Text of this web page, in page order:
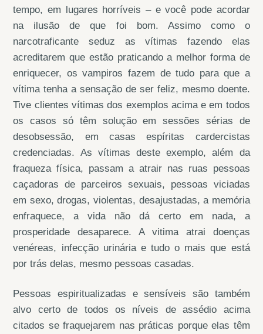
tempo, em lugares horríveis – e você pode acordar
na ilusão de que foi bom. Assimo como o
narcotraficante seduz as vítimas fazendo elas
acreditarem que estão praticando a melhor forma de
enriquecer, os vampiros fazem de tudo para que a
vítima tenha a sensação de ser feliz, mesmo doente.
Tive clientes vítimas dos exemplos acima e em todos
os casos só têm solução em sessões sérias de
desobsessão, em casas espíritas cardercistas
credenciadas. As vítimas deste exemplo, além da
fraqueza física, passam a atrair nas ruas pessoas
caçadoras de parceiros sexuais, pessoas viciadas
em sexo, drogas, violentas, desajustadas, a memória
enfraquece, a vida não dá certo em nada, a
prosperidade desaparece. A vitima atrai doenças
venéreas, infecção urinária e tudo o mais que está
por trás delas, mesmo pessoas casadas.
Pessoas espiritualizadas e sensíveis são também
alvo certo de todos os níveis de assédio acima
citados se fraquejarem nas práticas porque elas têm